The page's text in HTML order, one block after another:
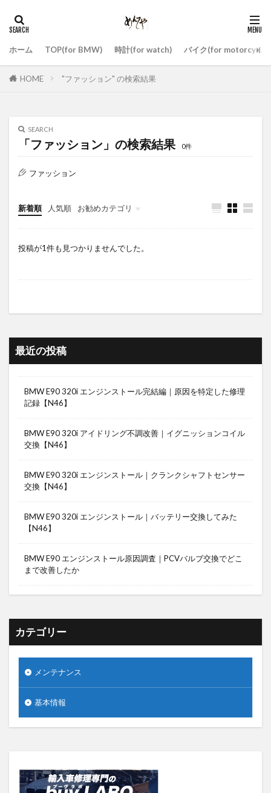
ホーム TOP(for BMW) 時計(for watch) バイク(for motorcycle)
HOME "ファッション" の検索結果
SEARCH
「ファッション」の検索結果 0件
ファッション
新着順 人気順 お勧めカテゴリ
未分類
投稿が1件も見つかりませんでした。
最近の投稿
BMW E90 320i エンジンストール完結編｜原因を特定した修理
記録【N46】
BMW E90 320i アイドリング不調改善｜イグニッションコイル
交換【N46】
BMW E90 320i エンジンストール｜クランクシャフトセンサー
交換【N46】
BMW E90 320i エンジンストール｜バッテリー交換してみた
【N46】
BMW E90 エンジンストール原因調査｜PCVバルブ交換でどこ
まで改善したか
カテゴリー
メンテナンス
基本情報